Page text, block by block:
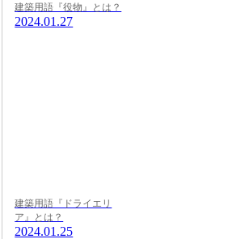
建築用語『役物』とは？
2024.01.27
建築用語『ドライエリ
ア』とは？
2024.01.25